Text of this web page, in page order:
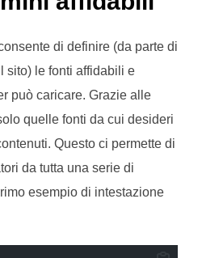
di definire (da parte di
sito) le fonti affidabili e
può caricare. Grazie alle
quelle fonti da cui desideri
Questo ci permette di
da tutta una serie di
esempio di intestazione